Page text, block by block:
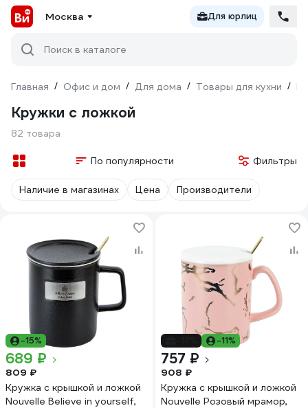
Москва Для юрлиц
Поиск в каталоге
Главная / Офис и дом / Для дома / Товары для кухни /
Кружки с ложкой
82 товара
По популярности Фильтры
Наличие в магазинах Цена Производители
-15%
689 ₽
809 ₽
Кружка с крышкой и ложкой
Nouvelle Believe in yourself,
-11%
757 ₽
908 ₽
Кружка с крышкой и ложкой
Nouvelle Розовый мрамор,